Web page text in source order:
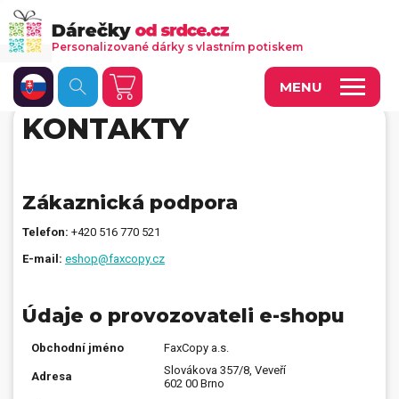
MENU
Fotoobrazy a dekorace
Trička a oděvy
Doplňky do kanceláře, domácnosti, auta
Přívěsky, dog tagy, odznaky
Personalizované dárky s vlastním potiskem
KONTAKTY
Zákaznická podpora
Telefon: +420 516 770 521
E-mail: eshop@faxcopy.cz
Údaje o provozovateli e-shopu
Obchodní jméno FaxCopy a.s.
Adresa
Slovákova 357/8, Veveří
602 00 Brno